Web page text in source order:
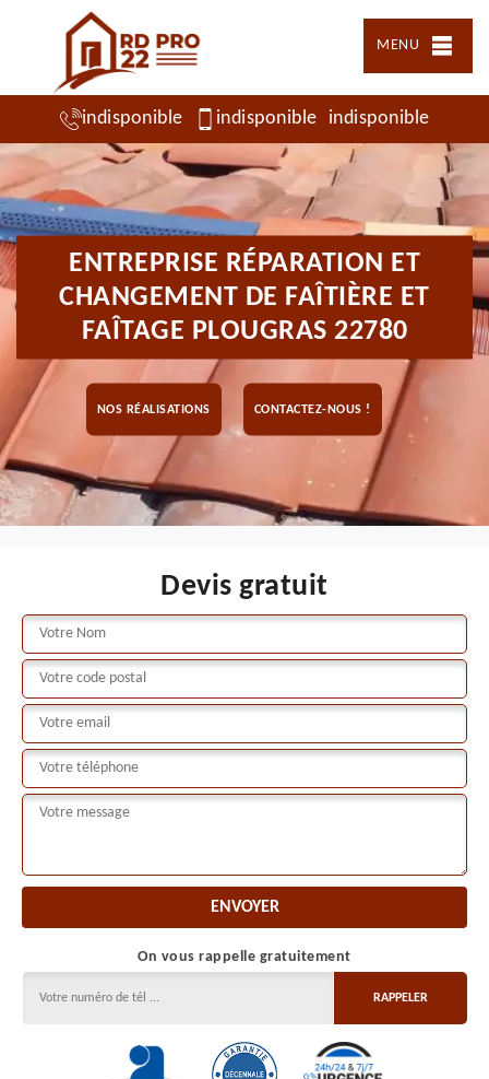
MENU
indisponible indisponible indisponible
ENTREPRISE RÉPARATION ET
CHANGEMENT DE FAÎTIÈRE ET
FAÎTAGE PLOUGRAS 22780
NOS RÉALISATIONS CONTACTEZ-NOUS !
Devis gratuit
On vous rappelle gratuitement